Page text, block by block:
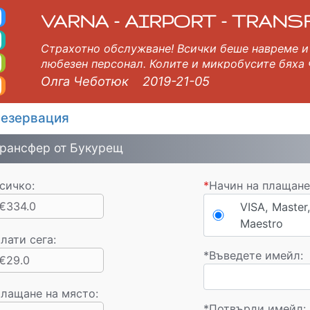
Такси. Трансфер
VARNA - AIRPORT -
Страхотно обслужване! Всички беше навреме
любезен персонал. Колите и микробусите бяха
Горещо препоръчвам!
Олга Чеботюк 2019-21-05
от Букурещ
сега:
на място:
*Начин на
VISA,
Maestro
*Въведете имейл: